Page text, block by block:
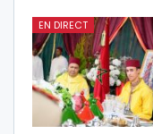
EN DIRECT